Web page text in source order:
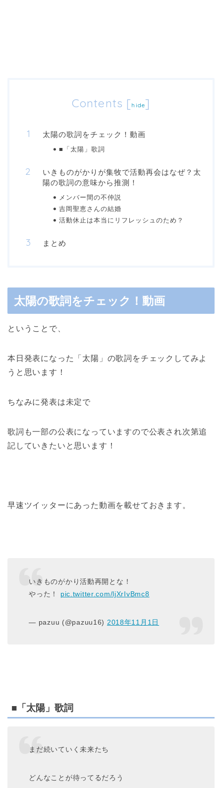
Contents [ hide]
太陽の歌詞をチェック！動画
■「太陽」歌詞
いきものがかりが集牧で活動再会はなぜ？太
陽の歌詞の意味から推測！
メンバー間の不仲説
吉岡聖恵さんの結婚
活動休止は本当にリフレッシュのため？
まとめ
太陽の歌詞をチェック！動画
ということで、
本日発表になった「太陽」の歌詞をチェックしてみよ
うと思います！
ちなみに発表は未定で
歌詞も一部の公表になっていますので公表され次第追
記していきたいと思います！
早速ツイッターにあった動画を載せておきます。
いきものがかり活動再開とな！
やった！ pic.twitter.com/ljXrIvBmc8
— pazuu (@pazuu16) 2018年11月1日
■「太陽」歌詞
まだ続いていく未来たち
どんなことが待ってるだろう